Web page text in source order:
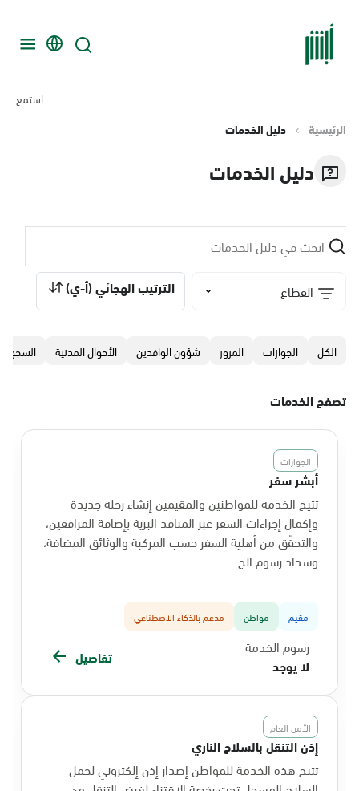
استمع
الرئيسية دليل الخدمات
دليل الخدمات
القطاع الترتيب الهجائي (أ-ي)
الكل الجوازات المرور ‏شؤون الوافدين الأحوال المدنية السجون
تصفح الخدمات
الجوازات
أبشر سفر
تتيح الخدمة للمواطنين والمقيمين إنشاء رحلة جديدة
وإكمال إجراءات السفر عبر المنافذ البرية بإضافة المرافقين،
والتحقّق من أهلية السفر حسب المركبة والوثائق المضافة،
وسداد رسوم الج...
مقيم مواطن مدعم بالذكاء الاصطناعي
رسوم الخدمة
لا يوجد
تفاصيل
الأمن العام
إذن التنقل بالسلاح الناري
تتيح هذه الخدمة للمواطن إصدار إذن إلكتروني لحمل